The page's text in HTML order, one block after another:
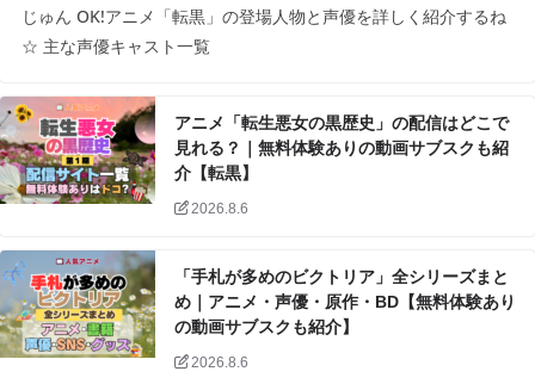
じゅん OK!アニメ「転黒」の登場人物と声優を詳しく紹介するね
☆ 主な声優キャスト一覧
アニメ「転生悪女の黒歴史」の配信はどこで
見れる？｜無料体験ありの動画サブスクも紹
介【転黒】
2026.8.6
「手札が多めのビクトリア」全シリーズまと
め｜アニメ・声優・原作・BD【無料体験あり
の動画サブスクも紹介】
2026.8.6